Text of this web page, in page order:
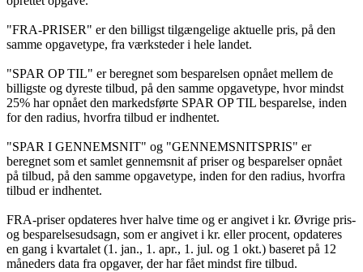
"FRA-PRISER" er den billigst tilgængelige aktuelle pris, på den
samme opgavetype, fra værksteder i hele landet.
"SPAR OP TIL" er beregnet som besparelsen opnået mellem de
billigste og dyreste tilbud, på den samme opgavetype, hvor mindst
25% har opnået den markedsførte SPAR OP TIL besparelse, inden
for den radius, hvorfra tilbud er indhentet.
"SPAR I GENNEMSNIT" og "GENNEMSNITSPRIS" er
beregnet som et samlet gennemsnit af priser og besparelser opnået
på tilbud, på den samme opgavetype, inden for den radius, hvorfra
tilbud er indhentet.
FRA-priser opdateres hver halve time og er angivet i kr. Øvrige pris-
og besparelsesudsagn, som er angivet i kr. eller procent, opdateres
en gang i kvartalet (1. jan., 1. apr., 1. jul. og 1 okt.) baseret på 12
måneders data fra opgaver, der har fået mindst fire tilbud.